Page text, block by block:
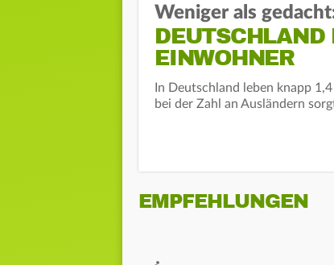
Weniger als
EINWOHNER
In Deutschland leben knapp
bei der Zahl an Ausländern
EMPFEHLUNGEN